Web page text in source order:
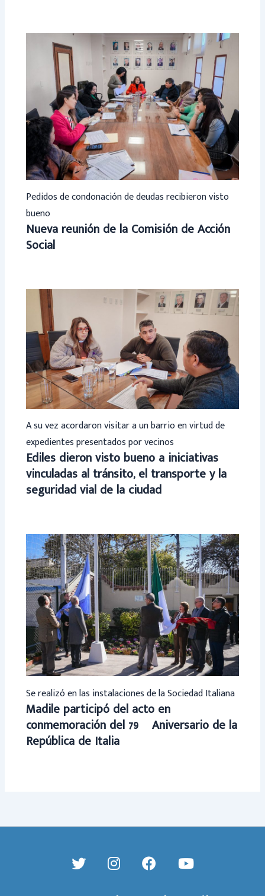
Pedidos de condonación de deudas recibieron visto
bueno
Nueva reunión de la Comisión de Acción
Social
A su vez acordaron visitar a un barrio en virtud de
expedientes presentados por vecinos
Ediles dieron visto bueno a iniciativas
vinculadas al tránsito, el transporte y la
seguridad vial de la ciudad
Se realizó en las instalaciones de la Sociedad Italiana
Madile participó del acto en
conmemoración del 79º Aniversario de la
República de Italia